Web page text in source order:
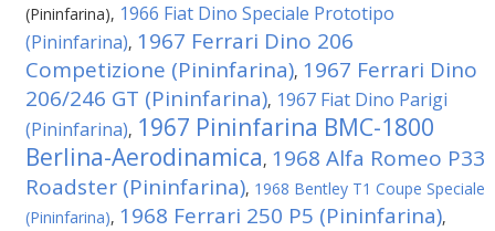
(Pininfarina), 1966 Fiat Dino Speciale Prototipo
(Pininfarina), 1967 Ferrari Dino 206
Competizione (Pininfarina), 1967 Ferrari Dino
206/246 GT (Pininfarina), 1967 Fiat Dino Parigi
(Pininfarina), 1967 Pininfarina BMC-1800
Berlina-Aerodinamica, 1968 Alfa Romeo P33
Roadster (Pininfarina), 1968 Bentley T1 Coupe Speciale
(Pininfarina), 1968 Ferrari 250 P5 (Pininfarina),